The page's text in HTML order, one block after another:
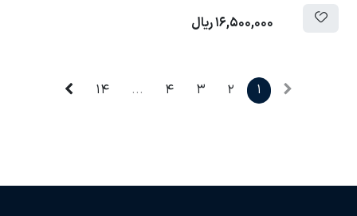
16,500,000ریال
1
2
3
4
...
14